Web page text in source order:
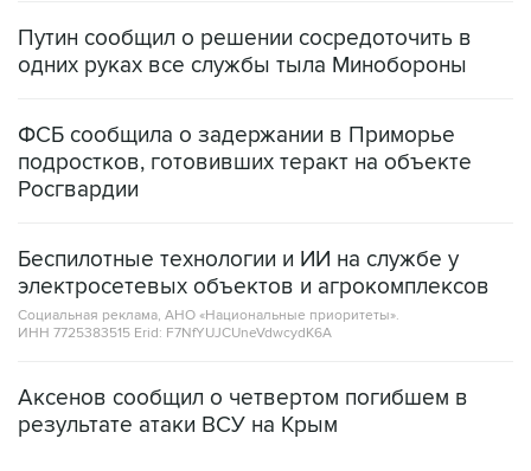
Путин сообщил о решении сосредоточить в
одних руках все службы тыла Минобороны
ФСБ сообщила о задержании в Приморье
подростков, готовивших теракт на объекте
Росгвардии
Беспилотные технологии и ИИ на службе у
электросетевых объектов и агрокомплексов
Социальная реклама, АНО «Национальные приоритеты».
ИНН 7725383515 Erid: F7NfYUJCUneVdwcydK6A
Аксенов сообщил о четвертом погибшем в
результате атаки ВСУ на Крым